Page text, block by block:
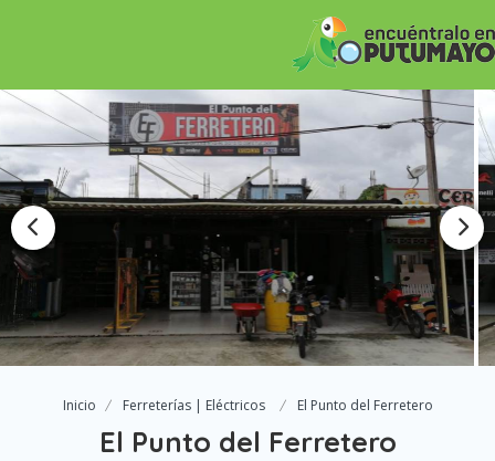
Inicio Ferreterías | Eléctricos El Punto del Ferretero
El Punto del Ferretero